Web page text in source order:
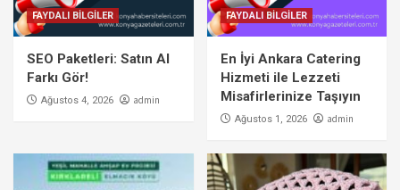
FAYDALI BİLGİLER
SEO Paketleri: Satın Al
Farkı Gör!
Ağustos 4, 2026 admin
FAYDALI BİLGİLER
En İyi Ankara Catering
Hizmeti ile Lezzeti
Misafirlerinize Taşıyın
Ağustos 1, 2026 admin